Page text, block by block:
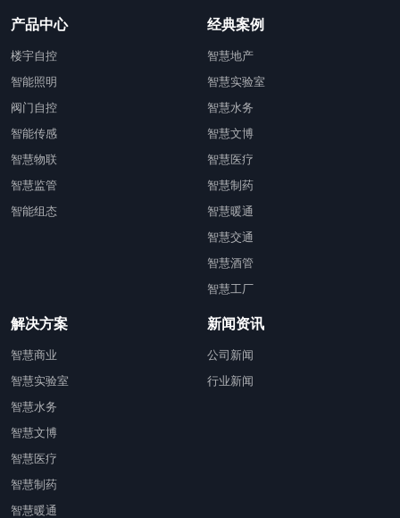
产品中心
楼宇自控
智能照明
阀门自控
智能传感
智慧物联
智慧监管
智能组态
经典案例
智慧地产
智慧实验室
智慧水务
智慧文博
智慧医疗
智慧制药
智慧暖通
智慧交通
智慧酒管
智慧工厂
解决方案
智慧商业
智慧实验室
智慧水务
智慧文博
智慧医疗
智慧制药
智慧暖通
新闻资讯
公司新闻
行业新闻